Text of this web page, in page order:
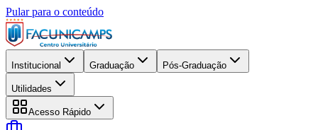
Pular para o conteúdo
Institucional Graduação Pós-Graduação
Utilidades
Acesso Rápido